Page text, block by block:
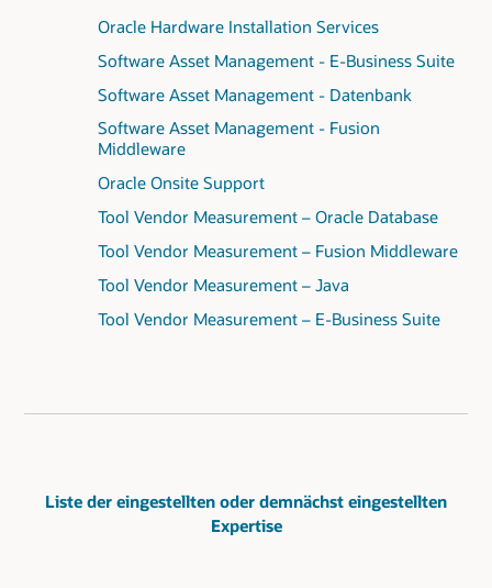
Oracle Hardware Installation Services
Software Asset Management - E-Business Suite
Software Asset Management - Datenbank
Software Asset Management - Fusion
Middleware
Oracle Onsite Support
Tool Vendor Measurement – Oracle Database
Tool Vendor Measurement – Fusion Middleware
Tool Vendor Measurement – Java
Tool Vendor Measurement – E-Business Suite
Liste der eingestellten oder demnächst eingestellten
Expertise